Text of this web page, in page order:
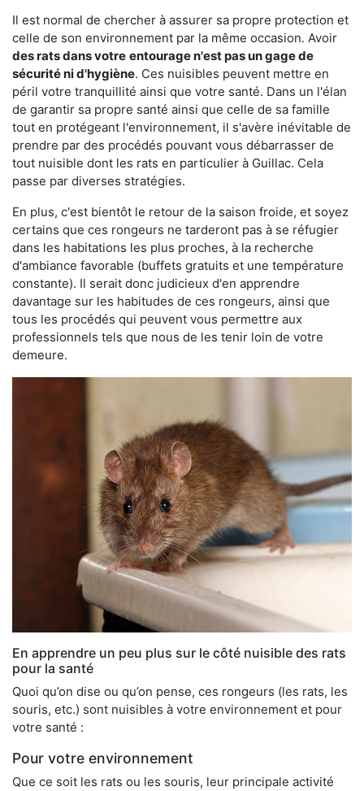
Il est normal de chercher à assurer sa propre protection et
celle de son environnement par la même occasion. Avoir
des rats dans votre entourage n'est pas un gage de
sécurité ni d'hygiène. Ces nuisibles peuvent mettre en
péril votre tranquillité ainsi que votre santé. Dans un l'élan
de garantir sa propre santé ainsi que celle de sa famille
tout en protégeant l'environnement, il s'avère inévitable de
prendre par des procédés pouvant vous débarrasser de
tout nuisible dont les rats en particulier à Guillac. Cela
passe par diverses stratégies.
En plus, c'est bientôt le retour de la saison froide, et soyez
certains que ces rongeurs ne tarderont pas à se réfugier
dans les habitations les plus proches, à la recherche
d'ambiance favorable (buffets gratuits et une température
constante). Il serait donc judicieux d'en apprendre
davantage sur les habitudes de ces rongeurs, ainsi que
tous les procédés qui peuvent vous permettre aux
professionnels tels que nous de les tenir loin de votre
demeure.
En apprendre un peu plus sur le côté nuisible des rats
pour la santé
Quoi qu’on dise ou qu’on pense, ces rongeurs (les rats, les
souris, etc.) sont nuisibles à votre environnement et pour
votre santé :
Pour votre environnement
Que ce soit les rats ou les souris, leur principale activité